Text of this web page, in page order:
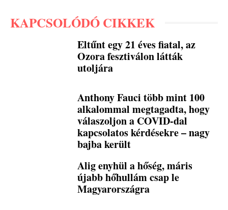
KAPCSOLÓDÓ CIKKEK
Eltűnt egy 21 éves fiatal, az
Ozora fesztiválon látták
utoljára
Anthony Fauci több mint 100
alkalommal megtagadta, hogy
válaszoljon a COVID-dal
kapcsolatos kérdésekre – nagy
bajba került
Alig enyhül a hőség, máris
újabb hőhullám csap le
Magyarországra